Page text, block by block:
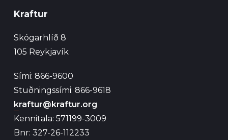
Kraftur
Skógarhlíð 8
105 Reykjavík
Sími: 866-9600
Stuðningssími: 866-9618
kraftur@kraftur.org
Kennitala: 571199-3009
Bnr: 327-26-112233